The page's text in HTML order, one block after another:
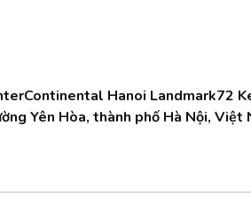
Hanoi Landmark72
Yên Hòa, thành phố Hà Nội, Việt